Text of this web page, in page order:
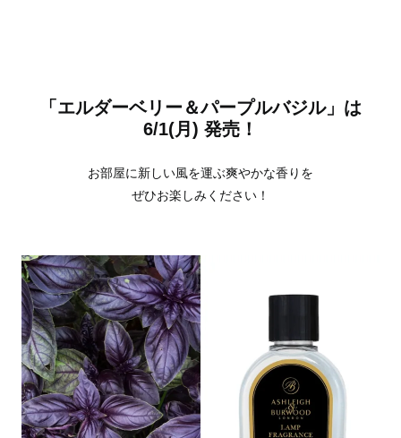
「エルダーベリー＆パープルバジル」は
6/1(月) 発売！
お部屋に新しい風を運ぶ爽やかな香りを
ぜひお楽しみください！